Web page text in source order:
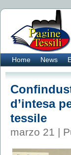
Home News
d’intesa
tessile
marzo 21 |